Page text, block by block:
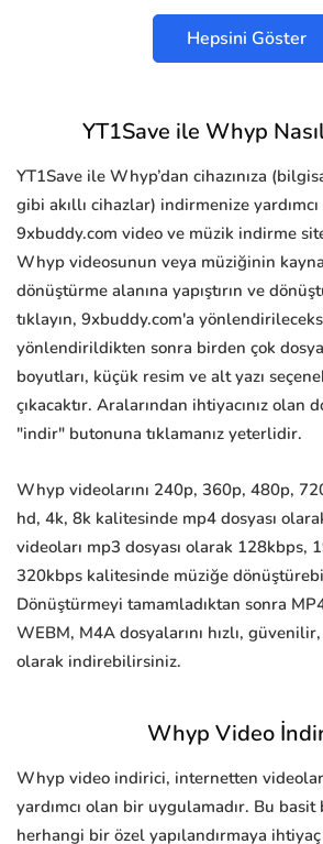
Hepsini Göster
YT1Save ile Whyp
YT1Save ile Whyp’dan cihazınıza
gibi akıllı cihazlar) indirmenize
9xbuddy.com video ve müzik indirme
Whyp videosunun veya müziğinin
dönüştürme alanına yapıştırın ve
tıklayın, 9xbuddy.com'a
yönlendirildikten sonra birden çok
boyutları, küçük resim ve alt yazı
çıkacaktır. Aralarından ihtiyacınız olan
"indir" butonuna tıklamanız yeterlidir.
Whyp videolarını 240p, 360p, 480p,
hd, 4k, 8k kalitesinde mp4 dosyası
videoları mp3 dosyası olarak 128kbps,
320kbps kalitesinde müziğe
Dönüştürmeyi tamamladıktan sonra
WEBM, M4A dosyalarını hızlı, güvenilir,
olarak indirebilirsiniz.
Whyp Video
Whyp video indirici, internetten
yardımcı olan bir uygulamadır. Bu
herhangi bir özel yapılandırmaya